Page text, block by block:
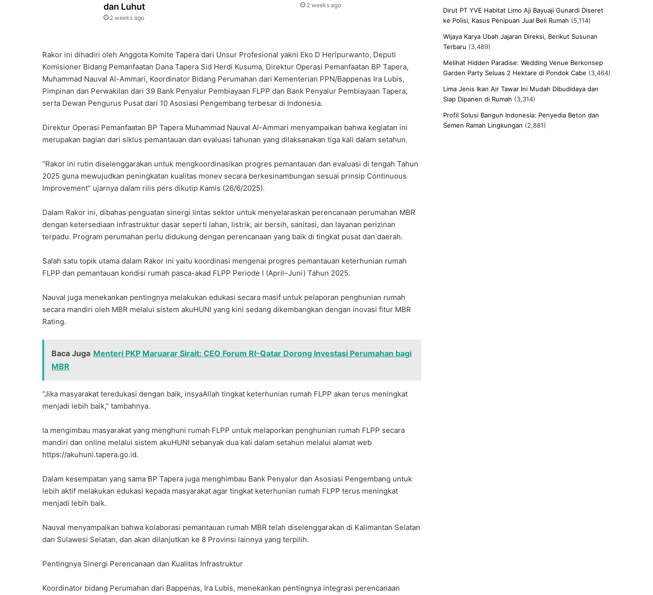
dan Luhut‎‎
2 weeks ago
2 weeks ago
Rakor ini dihadiri oleh Anggota Komite Tapera dari Unsur Profesional yakni Eko D Heripurwanto, Deputi
Komisioner Bidang Pemanfaatan Dana Tapera Sid Herdi Kusuma, Direktur Operasi Pemanfaatan BP Tapera,
Muhammad Nauval Al-Ammari, Koordinator Bidang Perumahan dari Kementerian PPN/Bappenas Ira Lubis,
Pimpinan dan Perwakilan dari 39 Bank Penyalur Pembiayaan FLPP dan Bank Penyalur Pembiayaan Tapera,
serta Dewan Pengurus Pusat dari 10 Asosiasi Pengembang terbesar di Indonesia.
Direktur Operasi Pemanfaatan BP Tapera Muhammad Nauval Al-Ammari menyampaikan bahwa kegiatan ini
merupakan bagian dari siklus pemantauan dan evaluasi tahunan yang dilaksanakan tiga kali dalam setahun.
“Rakor ini rutin diselenggarakan untuk mengkoordinasikan progres pemantauan dan evaluasi di tengah Tahun
2025 guna mewujudkan peningkatan kualitas monev secara berkesinambungan sesuai prinsip Continuous
Improvement” ujarnya dalam rilis pers dikutip Kamis (26/6/2025).
Dalam Rakor ini, dibahas penguatan sinergi lintas sektor untuk menyelaraskan perencanaan perumahan MBR
dengan ketersediaan infrastruktur dasar seperti lahan, listrik, air bersih, sanitasi, dan layanan perizinan
terpadu. Program perumahan perlu didukung dengan perencanaan yang baik di tingkat pusat dan daerah.
Salah satu topik utama dalam Rakor ini yaitu koordinasi mengenai progres pemantauan keterhunian rumah
FLPP dan pemantauan kondisi rumah pasca-akad FLPP Periode I (April–Juni) Tahun 2025.
Nauval juga menekankan pentingnya melakukan edukasi secara masif untuk pelaporan penghunian rumah
secara mandiri oleh MBR melalui sistem akuHUNI yang kini sedang dikembangkan dengan inovasi fitur MBR
Rating.
Baca Juga Menteri PKP Maruarar Sirait: CEO Forum RI-Qatar Dorong Investasi Perumahan bagi
MBR
“Jika masyarakat teredukasi dengan baik, insyaAllah tingkat keterhunian rumah FLPP akan terus meningkat
menjadi lebih baik,” tambahnya.
Ia mengimbau masyarakat yang menghuni rumah FLPP untuk melaporkan penghunian rumah FLPP secara
mandiri dan online melalui sistem akuHUNI sebanyak dua kali dalam setahun melalui alamat web
https://akuhuni.tapera.go.id.
Dalam kesempatan yang sama BP Tapera juga menghimbau Bank Penyalur dan Asosiasi Pengembang untuk
lebih aktif melakukan edukasi kepada masyarakat agar tingkat keterhunian rumah FLPP terus meningkat
menjadi lebih baik.
Nauval menyampaikan bahwa kolaborasi pemantauan rumah MBR telah diselenggarakan di Kalimantan Selatan
dan Sulawesi Selatan, dan akan dilanjutkan ke 8 Provinsi lainnya yang terpilih.
Pentingnya Sinergi Perencanaan dan Kualitas Infrastruktur
Koordinator bidang Perumahan dari Bappenas, Ira Lubis, menekankan pentingnya integrasi perencanaan
Dirut PT YVE Habitat Limo Aji Bayuaji Gunardi Diseret
ke Polisi, Kasus Penipuan Jual Beli Rumah (5,114)
Wijaya Karya Ubah Jajaran Direksi, Berikut Susunan
Terbaru (3,489)
Melihat Hidden Paradise: Wedding Venue Berkonsep
Garden Party Seluas 2 Hektare di Pondok Cabe (3,464)
Lima Jenis Ikan Air Tawar Ini Mudah Dibudidaya dan
Siap Dipanen di Rumah (3,314)
Profil Solusi Bangun Indonesia: Penyedia Beton dan
Semen Ramah Lingkungan (2,881)